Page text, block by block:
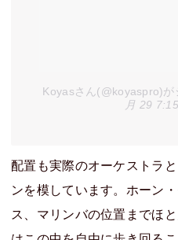
Koyasさん(@koyaspro)が
月 29
配置も実際のオーケストラ
ンを模しています。ホーン
ス、マリンバの位置までほ